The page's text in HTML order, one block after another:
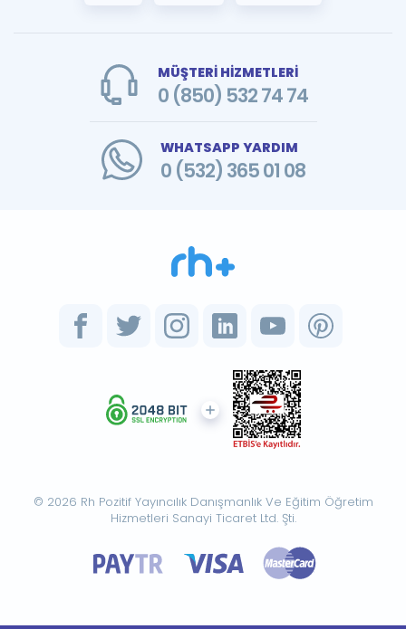
MÜŞTERİ HİZMETLERİ
0 (850) 532 74 74
WHATSAPP YARDIM
0 (532) 365 01 08
© 2026 Rh Pozitif Yayıncılık Danışmanlık Ve Eğitim Öğretim
Hizmetleri Sanayi Ticaret Ltd. Şti.